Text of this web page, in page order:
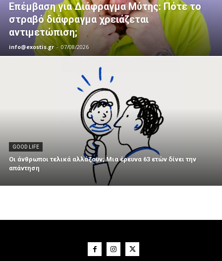
Επέμβαση για Διάφραγμα Μύτης: Πότε το
στραβό διάφραγμα χρειάζεται
αντιμετώπιση;
info@exostis.gr - 07/08/2026
GOOD LIFE
Οι άνθρωποι τελικά αλλάζουν; Μια έρευνα 63 ετών δίνει την
απάντηση